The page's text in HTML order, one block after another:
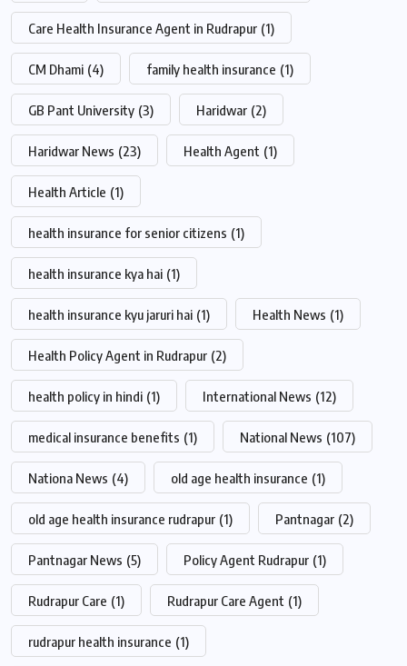
Care Health Insurance Agent in Rudrapur (1)
CM Dhami (4) family health insurance (1)
GB Pant University (3) Haridwar (2)
Haridwar News (23) Health Agent (1)
Health Article (1)
health insurance for senior citizens (1)
health insurance kya hai (1)
health insurance kyu jaruri hai (1) Health News (1)
Health Policy Agent in Rudrapur (2)
health policy in hindi (1) International News (12)
medical insurance benefits (1) National News (107)
Nationa News (4) old age health insurance (1)
old age health insurance rudrapur (1) Pantnagar (2)
Pantnagar News (5) Policy Agent Rudrapur (1)
Rudrapur Care (1) Rudrapur Care Agent (1)
rudrapur health insurance (1)